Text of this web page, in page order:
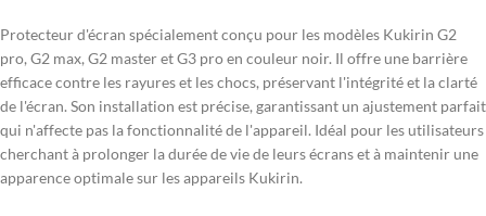
Protecteur d'écran spécialement conçu pour les modèles Kukirin G2
pro, G2 max, G2 master et G3 pro en couleur noir. Il offre une barrière
efficace contre les rayures et les chocs, préservant l'intégrité et la clarté
de l'écran. Son installation est précise, garantissant un ajustement parfait
qui n'affecte pas la fonctionnalité de l'appareil. Idéal pour les utilisateurs
cherchant à prolonger la durée de vie de leurs écrans et à maintenir une
apparence optimale sur les appareils Kukirin.